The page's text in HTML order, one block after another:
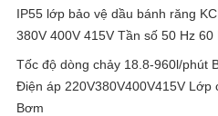
IP55 lớp bảo vệ dầu bánh răng
380V 400V 415V Tần số 50 Hz
Tốc độ dòng chảy 18.8-960l/phút
Điện áp 220V380V400V415V Lớp
Bơm